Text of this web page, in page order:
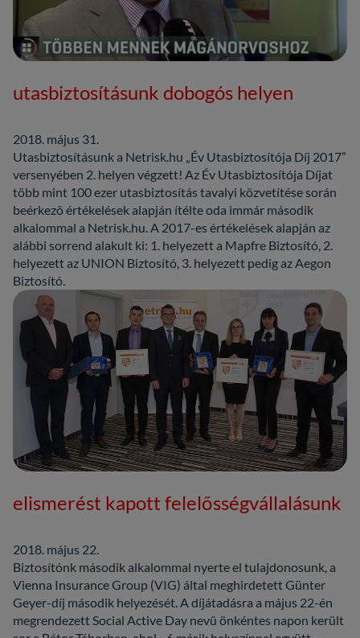
utasbiztosításunk dobogós helyen
2018. május 31.
Utasbiztosításunk a Netrisk.hu „Év Utasbiztosítója Díj 2017”
versenyében 2. helyen végzett! Az Év Utasbiztosítója Díjat
több mint 100 ezer utasbiztosítás tavalyi közvetítése során
beérkező értékelések alapján ítélte oda immár második
alkalommal a Netrisk.hu. A 2017-es értékelések alapján az
alábbi sorrend alakult ki: 1. helyezett a Mapfre Biztosító, 2.
helyezett az UNION Biztosító, 3. helyezett pedig az Aegon
Biztosító.
elismerést kapott felelősségvállalásunk
2018. május 22.
Biztosítónk második alkalommal nyerte el tulajdonosunk, a
Vienna Insurance Group (VIG) által meghirdetett Günter
Geyer-díj második helyezését. A díjátadásra a május 22-én
megrendezett Social Active Day nevű önkéntes napon került